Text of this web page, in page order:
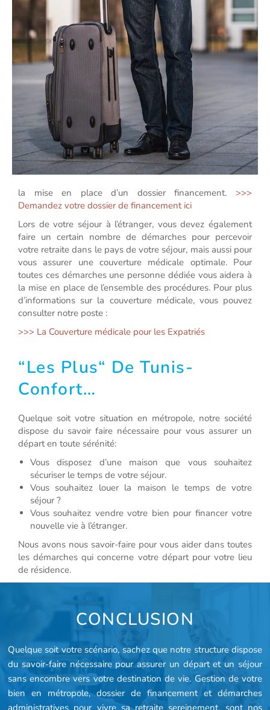
la mise en place d’un dossier financement. >>>
Demandez votre dossier de financement ici
Lors de votre séjour à l’étranger, vous devez également
faire un certain nombre de démarches pour percevoir
votre retraite dans le pays de votre séjour, mais aussi pour
vous assurer une couverture médicale optimale. Pour
toutes ces démarches une personne dédiée vous aidera à
la mise en place de l’ensemble des procédures. Pour plus
d’informations sur la couverture médicale, vous pouvez
consulter notre poste :
>>> La Couverture médicale pour les Expatriés
“Les Plus“ De Tunis-
Confort…
Quelque soit votre situation en métropole, notre société
dispose du savoir faire nécessaire pour vous assurer un
départ en toute sérénité:
Vous disposez d’une maison que vous souhaitez
sécuriser le temps de votre séjour.
Vous souhaitez louer la maison le temps de votre
séjour ?
Vous souhaitez vendre votre bien pour financer votre
nouvelle vie à l’étranger.
Nous avons nous savoir-faire pour vous aider dans toutes
les démarches qui concerne votre départ pour votre lieu
de résidence.
CONCLUSION
Quelque soit votre scénario, sachez que notre structure dispose
du savoir-faire nécessaire pour assurer un départ et un séjour
sans encombre vers votre destination de vie. Gestion de votre
bien en métropole, dossier de financement et démarches
administratives pour vivre sa retraite sereinement, sont nos